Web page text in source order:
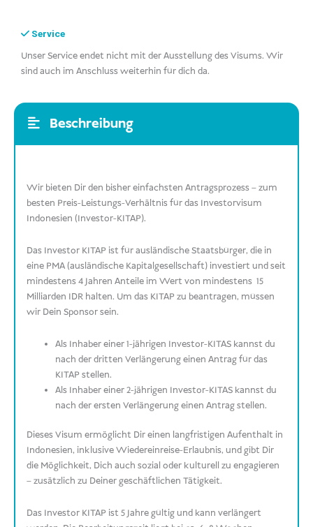
Service
Unser Service endet nicht mit der Ausstellung des Visums. Wir
sind auch im Anschluss weiterhin für dich da.
Beschreibung
Wir bieten Dir den bisher einfachsten Antragsprozess – zum
besten Preis-Leistungs-Verhältnis für das Investorvisum
Indonesien (Investor-KITAP).
Das Investor KITAP ist für ausländische Staatsbürger, die in
eine PMA (ausländische Kapitalgesellschaft) investiert und seit
mindestens 4 Jahren Anteile im Wert von mindestens 15
Milliarden IDR halten. Um das KITAP zu beantragen, müssen
wir Dein Sponsor sein.
Als Inhaber einer 1-jährigen Investor-KITAS kannst du
nach der dritten Verlängerung einen Antrag für das
KITAP stellen.
Als Inhaber einer 2-jährigen Investor-KITAS kannst du
nach der ersten Verlängerung einen Antrag stellen.
Dieses Visum ermöglicht Dir einen langfristigen Aufenthalt in
Indonesien, inklusive Wiedereinreise-Erlaubnis, und gibt Dir
die Möglichkeit, Dich auch sozial oder kulturell zu engagieren
– zusätzlich zu Deiner geschäftlichen Tätigkeit.
Das Investor KITAP ist 5 Jahre gültig und kann verlängert